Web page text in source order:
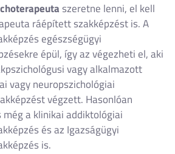
szeretne lenni, el kell
ráépített szakképzést is. A
egészségügyi
épül, így az végezheti el, aki
vagy alkalmazott
vagy neuropszichológiai
végzett. Hasonlóan
a klinikai addiktológiai
és az Igazságügyi
is.